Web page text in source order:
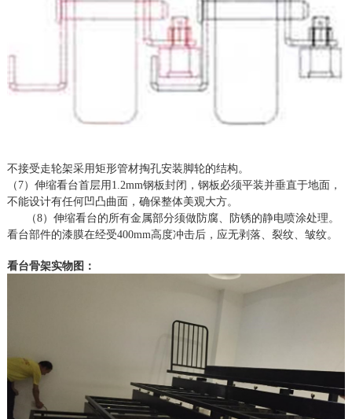
不接受走轮架采用矩形管材掏孔安装脚轮的结构。
（ 7）伸缩看台首层用1.2mm钢板封闭，钢板必须平装并垂直于地面，
不能设计有任何凹凸曲面，确保整体美观大方。
（8）伸缩看台的所有金属部分须做防腐、防锈的静电喷涂处理。
看台部件的漆膜在经受400mm高度冲击后，应无剥落、裂纹、皱纹。
看台骨架实物图：